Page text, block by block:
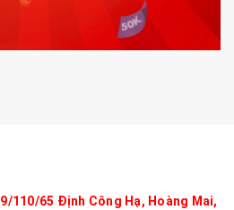
110/65 Định Công Hạ, Hoàng Mai,